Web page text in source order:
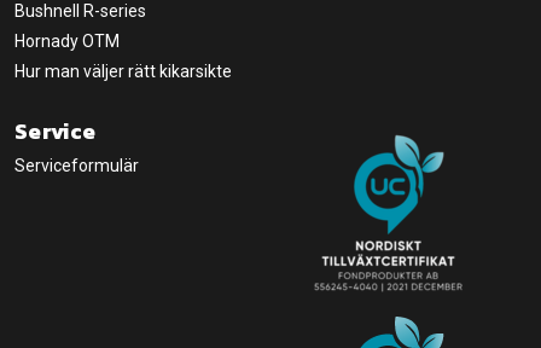
Bushnell R-series
Hornady OTM
Hur man väljer rätt kikarsikte
Service
Serviceformulär